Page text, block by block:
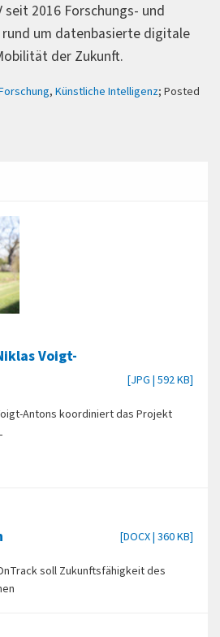
2016 Forschungs- und
um datenbasierte digitale
der Zukunft.
, Künstliche Intelligenz; Posted
Voigt-
[JPG | 592 KB]
Antons koordiniert das Projekt
[DOCX | 360 KB]
soll Zukunftsfähigkeit des